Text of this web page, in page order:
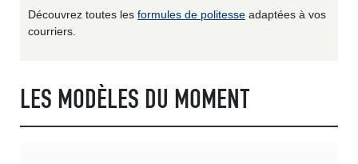
Découvrez toutes les formules de politesse adaptées à vos
courriers.
LES MODÈLES DU MOMENT